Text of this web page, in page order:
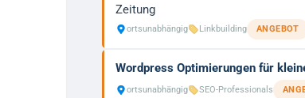
Zeitung
ortsunabhängig Linkbuilding ANGEBOT
Wordpress Optimierungen für
ortsunabhängig SEO-Professionals